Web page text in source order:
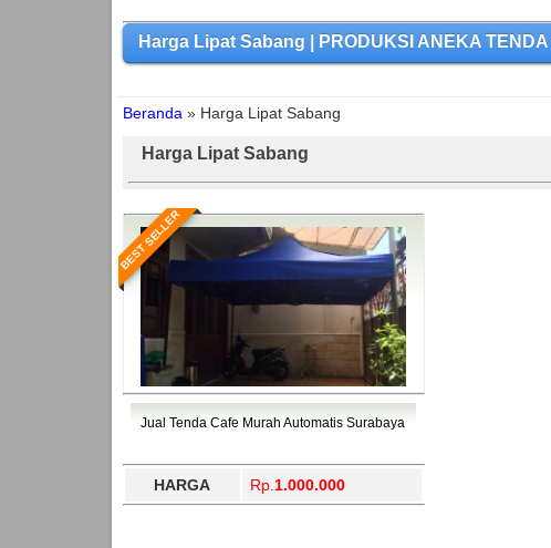
Harga Lipat Sabang | PRODUKSI ANEKA
Beranda » Harga Lipat Sabang
Harga Lipat Sabang
BEST SELLER
Jual Tenda Cafe Murah Automatis Surabaya
HARGA Rp. 1.000.000